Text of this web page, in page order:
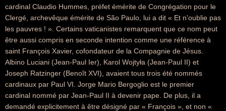
cardinal Claudio Hummes, préfet émérite de Congrégation pour le
Clergé, archevêque émérite de São Paulo, lui a dit « Et n'oublie pas
les pauvres ! ». Certains vaticanistes remarquent que ce nom peut
être aussi compris en seconde intention comme une référence à
saint François Xavier, cofondateur de la Compagnie de Jésus.
Albino Luciani (Jean-Paul Ier), Karol Wojtyła (Jean-Paul II) et
Joseph Ratzinger (Benoît XVI), avaient tous trois été nommés
cardinaux par Paul VI. Jorge Mario Bergoglio est le premier
cardinal nommé par Jean-Paul II à devenir pape. De plus, il a
demandé explicitement à être désigné par « François », et non «